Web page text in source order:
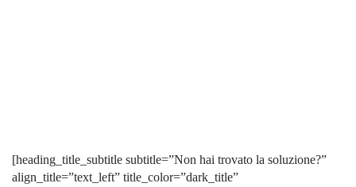
[heading_title_subtitle subtitle=”Non hai trovato la soluzione?”
align_title=”text_left” title_color=”dark_title”